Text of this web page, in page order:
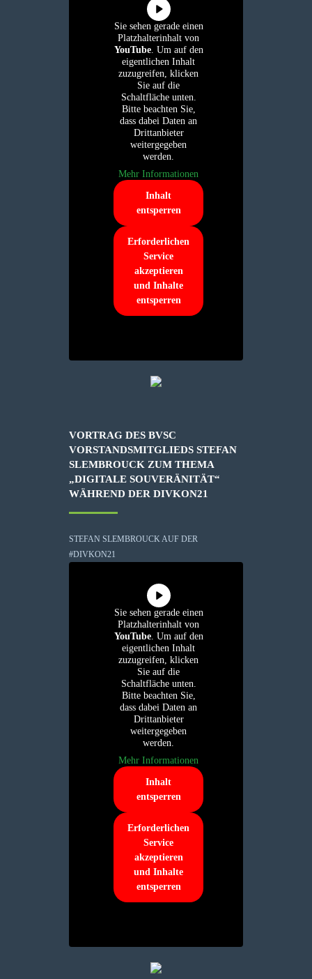
Sie sehen gerade einen
Platzhalterinhalt von
YouTube. Um auf den
eigentlichen Inhalt
zuzugreifen, klicken
Sie auf die
Schaltfläche unten.
Bitte beachten Sie,
dass dabei Daten an
Drittanbieter
weitergegeben
werden.
Mehr Informationen
Inhalt
entsperren
Erforderlichen
Service
akzeptieren
und Inhalte
entsperren
VORTRAG DES BVSC
VORSTANDSMITGLIEDS STEFAN
SLEMBROUCK ZUM THEMA
„DIGITALE SOUVERÄNITÄT“
WÄHREND DER DIVKON21
STEFAN SLEMBROUCK AUF DER
#DIVKON21
Sie sehen gerade einen
Platzhalterinhalt von
YouTube. Um auf den
eigentlichen Inhalt
zuzugreifen, klicken
Sie auf die
Schaltfläche unten.
Bitte beachten Sie,
dass dabei Daten an
Drittanbieter
weitergegeben
werden.
Mehr Informationen
Inhalt
entsperren
Erforderlichen
Service
akzeptieren
und Inhalte
entsperren